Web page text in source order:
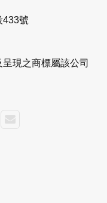
433號
現之商標屬該公司